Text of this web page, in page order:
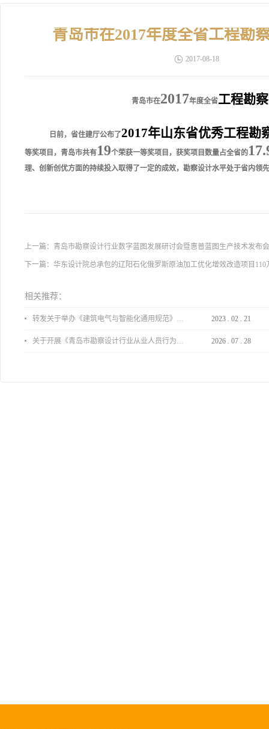
青岛市在2017年度全省工程勘
2017-08-18
青岛市在2017年度全省工程勘
日前，省住建厅公布了2017年山东省优秀工程勘
等奖项目，青岛市共有19个荣获一等奖项目，获奖项目数量占全省的
理、创新创优方面的持续投入取得了一定的成效，勘察设计水平处于省内领
上一篇： 青岛市勘察设计行业数字蓝图发展研讨会暨惠普蓝图生产技术发布
下一篇： 华东设计院总承包的辽阳石化俄罗斯原油加工优化增效改造项目110
相关推荐：
转发关于举办《建筑电气与智能化通用规范》 GB55024-2022公益宣贯的通知 2023 . 02 . 21
关于开展《青岛市勘察设计行业从业人员行为导则》、《青岛市住宅工程设计审查品质提升指引（2026版）》宣贯活动的通知 2026 . 07 . 28